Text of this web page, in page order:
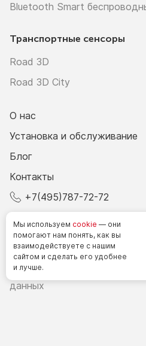
Bluetooth Smart
Транспортные сенсоры
Road 3D
Road 3D City
О нас
Установка и обслуживание
Блог
Контакты
+7(495)787-72-72
Счетчики посетителей в РФ
Политика в области
данных
Мы используем cookie — они
помогают нам понять, как вы
взаимодействуете с нашим
сайтом и сделать его удобнее
и лучше.